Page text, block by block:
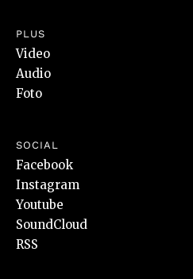
PLUS
Video
Audio
Foto
SOCIAL
Facebook
Instagram
Youtube
SoundCloud
RSS